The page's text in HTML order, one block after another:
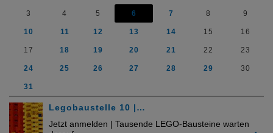
3 4 5 6 7 8 9
10 11 12 13 14 15 16
17 18 19 20 21 22 23
24 25 26 27 28 29 30
31
Legobaustelle 10 |…
Jetzt anmelden | Tausende LEGO-Bausteine warten